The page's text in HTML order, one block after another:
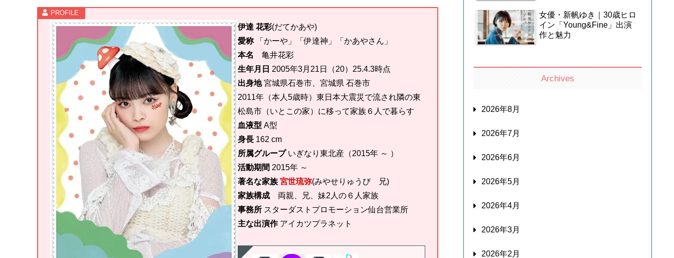
伊達 花彩(だてかあや)
愛称
「かーや」「伊達神」「かあやさん」
本名
亀井花彩
生年月日 2005年3月21日（20）25.4.3時点
出身地宮城県石巻市、宮城県 石巻市
2011年（本人5歳時）東日本大震災で流され隣の東
松島市（いとこの家）に移って家族６人で暮らす
血液型 A型
身長 162 cm
所属グループいぎなり東北産（2015年 ～ ）
活動期間 2015年 ～
著名な家族 宮世琉弥(みやせりゅうび 兄)
家族構成 両親、兄、妹2人の６人家族
事務所 スターダストプロモーション仙台営業所
主な出演作アイカツプラネット
女優・新帆ゆき｜30歳ヒロ
イン「Young&Fine」出演
作と魅力
Archives
2026年8月
2026年7月
2026年6月
2026年5月
2026年4月
2026年3月
2026年2月